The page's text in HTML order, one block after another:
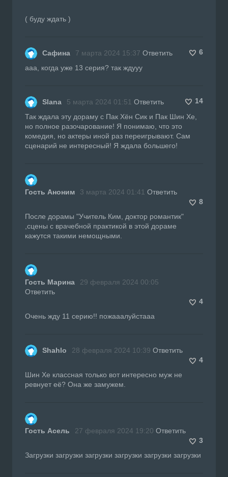
( буду ждать )
Сафина 7 марта 2024 15:37 Ответить
6
ааа, когда уже 13 серия? так ждууу
Slana 5 марта 2024 01:51 Ответить
14
Так ждала эту дораму с Пак Хён Сик и Пак Шин Хе,
но полное разочарование! Я понимаю, что это
комедия, но актеры иной раз переигрывают. Сам
сценарий не интересный! Я ждала большего!
Гость Аноним 3 марта 2024 01:41 Ответить
8
После дорамы "Учитель Ким, доктор романтик"
,сцены с врачебной практикой в этой дораме
кажутся такими немощными.
Гость Марина
29 февраля 2024 00:05
Ответить
4
Очень жду 11 серию!! пожааалуйстааа
Shahlo 28 февраля 2024 10:39 Ответить
4
Шин Хе классная только вот интересно муж не
ревнует её? Она же замужем.
Гость Асель 27 февраля 2024 19:20 Ответить
3
Загрузки загрузки загрузки загрузки загрузки загрузки